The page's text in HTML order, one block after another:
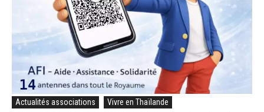
Actualités associations Vivre en Thaïlande